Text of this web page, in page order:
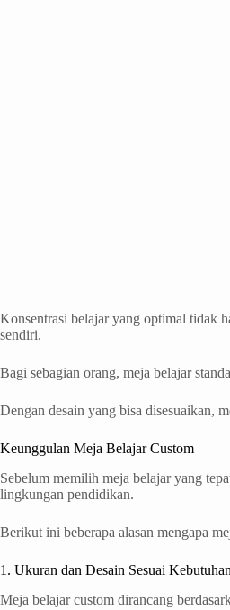
Konsentrasi belajar yang optimal tidak
sendiri.
Bagi sebagian orang, meja belajar
Dengan desain yang bisa disesuaikan,
Keunggulan Meja Belajar​ Custom
Sebelum memilih meja belajar yang
lingkungan pendidikan.
Berikut ini beberapa alasan mengapa
1. Ukuran dan Desain Sesuai
Meja belajar custom dirancang